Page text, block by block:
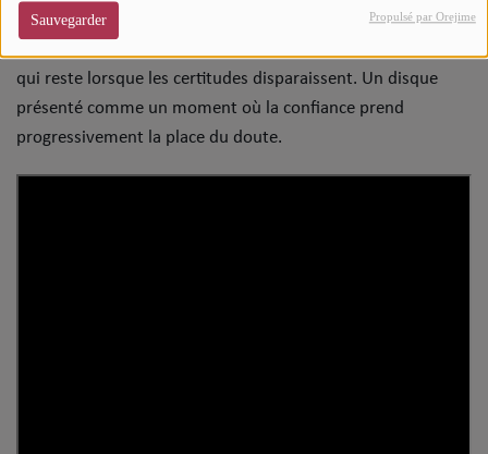
Sauvegarder Propulsé par Orejime
Top Soul Addict
Wiki RnB
Kamasi Washington
. Le binôme ne cherche plus à prouver
qui reste lorsque les certitudes disparaissent. Un disque
présenté comme un moment où la confiance prend
progressivement la place du doute.